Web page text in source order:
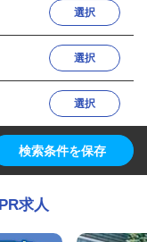
選択
選択
選択
検索条件を保存
求人